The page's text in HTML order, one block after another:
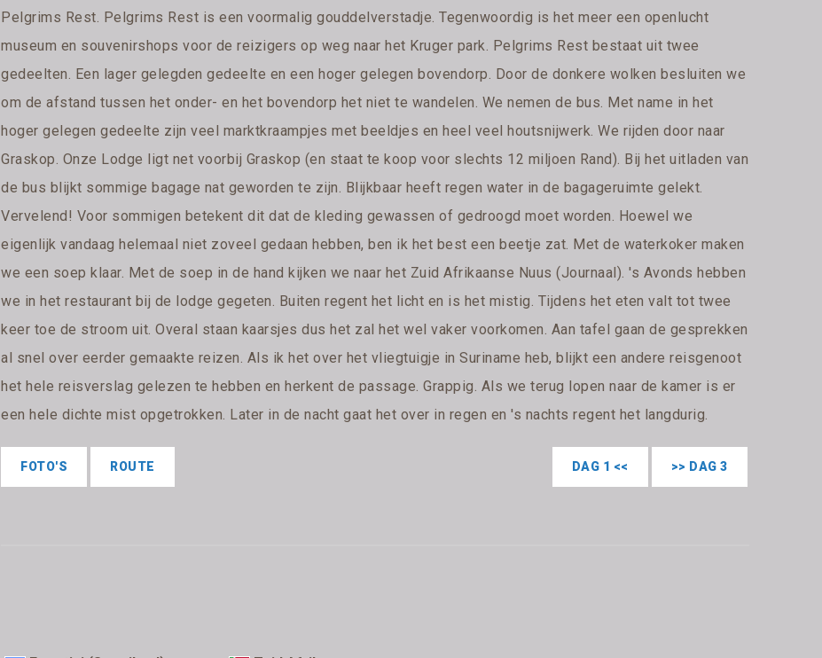
Pelgrims Rest. Pelgrims Rest is een voormalig gouddelverstadje. Tegenwoordig is het meer een openlucht
museum en souvenirshops voor de reizigers op weg naar het Kruger park. Pelgrims Rest bestaat uit twee
gedeelten. Een lager gelegden gedeelte en een hoger gelegen bovendorp. Door de donkere wolken besluiten we
om de afstand tussen het onder- en het bovendorp het niet te wandelen. We nemen de bus. Met name in het
hoger gelegen gedeelte zijn veel marktkraampjes met beeldjes en heel veel houtsnijwerk. We rijden door naar
Graskop. Onze Lodge ligt net voorbij Graskop (en staat te koop voor slechts 12 miljoen Rand). Bij het uitladen van
de bus blijkt sommige bagage nat geworden te zijn. Blijkbaar heeft regen water in de bagageruimte gelekt.
Vervelend! Voor sommigen betekent dit dat de kleding gewassen of gedroogd moet worden. Hoewel we
eigenlijk vandaag helemaal niet zoveel gedaan hebben, ben ik het best een beetje zat. Met de waterkoker maken
we een soep klaar. Met de soep in de hand kijken we naar het Zuid Afrikaanse Nuus (Journaal). 's Avonds hebben
we in het restaurant bij de lodge gegeten. Buiten regent het licht en is het mistig. Tijdens het eten valt tot twee
keer toe de stroom uit. Overal staan kaarsjes dus het zal het wel vaker voorkomen. Aan tafel gaan de gesprekken
al snel over eerder gemaakte reizen. Als ik het over het vliegtuigje in Suriname heb, blijkt een andere reisgenoot
het hele reisverslag gelezen te hebben en herkent de passage. Grappig. Als we terug lopen naar de kamer is er
een hele dichte mist opgetrokken. Later in de nacht gaat het over in regen en 's nachts regent het langdurig.
>> DAG 3
DAG 1 <<
FOTO'S ROUTE